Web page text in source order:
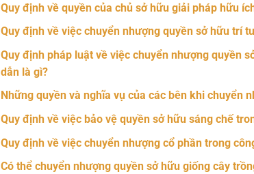
Quy định về quyền của chủ sở hữu giải pháp hữu
Quy định về việc chuyển nhượng quyền sở hữu trí
Quy định pháp luật về việc chuyển nhượng quyền
dẫn là gì?
Những quyền và nghĩa vụ của các bên khi chuyển
Quy định về việc bảo vệ quyền sở hữu sáng chế
Quy định về việc chuyển nhượng cổ phần trong
Có thể chuyển nhượng quyền sở hữu giống cây